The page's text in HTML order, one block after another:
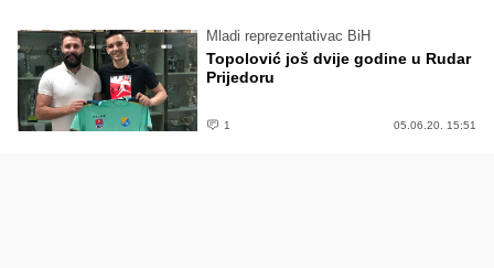
Mladi reprezentativac BiH
Topolović još dvije godine u Rudar
Prijedoru
1 05.06.20. 15:51